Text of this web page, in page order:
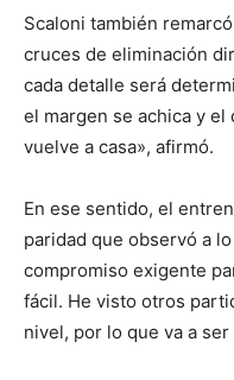
Scaloni también
cruces de eliminación
cada detalle será
el margen se achica y
vuelve a casa», afirmó.
En ese sentido, el
paridad que observó a
compromiso exigente
fácil. He visto otros
nivel, por lo que va a